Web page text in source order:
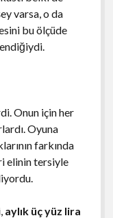
varsa, o da
bu ölçüde
Onun için her
Oyuna
farkında
elinin tersiyle
aylık üç yüz lira